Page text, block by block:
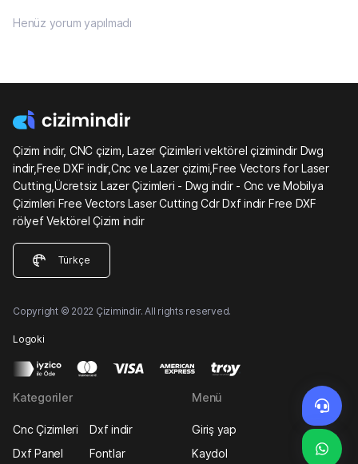
Henüz yorum yapılmadı
Çizim indir, CNC çizim, Lazer Çizimleri vektörel çizimindir Dwg
indir,Free DXF indir,Cnc ve Lazer çizimi,Free Vectors for Laser
Cutting,Ücretsiz Lazer Çizimleri - Dwg indir - Cnc ve Mobilya
Çizimleri Free Vectors Laser Cutting Cdr Dxf indir Free DXF
rölyef Vektörel Çizim indir
Türkçe
Copyright © 2022 Çizimindir. All rights reserved.
Logoki
Kategoriler
Cnc Çizimleri
Dxf indir
Dxf Panel
Fontlar
Menü
Giriş yap
Kaydol